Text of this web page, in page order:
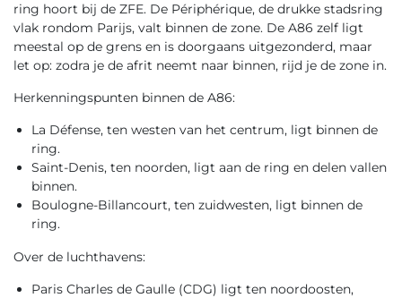
ring hoort bij de ZFE. De Périphérique, de drukke stadsring
vlak rondom Parijs, valt binnen de zone. De A86 zelf ligt
meestal op de grens en is doorgaans uitgezonderd, maar
let op: zodra je de afrit neemt naar binnen, rijd je de zone in.
Herkenningspunten binnen de A86:
La Défense, ten westen van het centrum, ligt binnen de
ring.
Saint-Denis, ten noorden, ligt aan de ring en delen vallen
binnen.
Boulogne-Billancourt, ten zuidwesten, ligt binnen de
ring.
Over de luchthavens:
Paris Charles de Gaulle (CDG) ligt ten noordoosten,